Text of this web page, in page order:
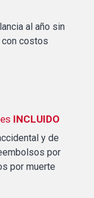
al año sin
costos
INCLUIDO
y de
por
por muerte